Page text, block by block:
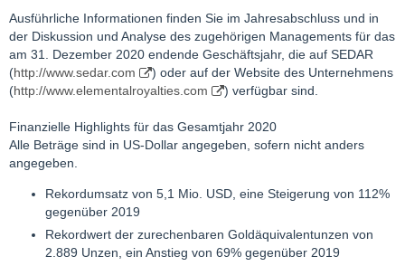
Ausführliche Informationen finden Sie im Jahresabschluss und in
der Diskussion und Analyse des zugehörigen Managements für das
am 31. Dezember 2020 endende Geschäftsjahr, die auf SEDAR
(http://www.sedar.com
) oder auf der Website des Unternehmens
(http://www.elementalroyalties.com ) verfügbar sind.
Finanzielle Highlights für das Gesamtjahr 2020
Alle Beträge sind in US-Dollar angegeben, sofern nicht anders
angegeben.
Rekordumsatz von 5,1 Mio. USD, eine Steigerung von 112%
gegenüber 2019
Rekordwert der zurechenbaren Goldäquivalentunzen von
2.889 Unzen, ein Anstieg von 69% gegenüber 2019